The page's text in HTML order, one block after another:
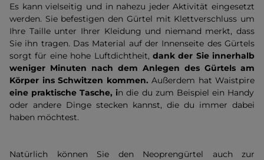
Es kann vielseitig und in nahezu jeder Aktivität eingesetzt
werden. Sie befestigen den Gürtel mit Klettverschluss um
Ihre Taille unter Ihrer Kleidung und niemand merkt, dass
Sie ihn tragen. Das Material auf der Innenseite des Gürtels
sorgt für eine hohe Luftdichtheit, dank der Sie innerhalb
weniger Minuten nach dem Anlegen des Gürtels am
Körper ins Schwitzen kommen. Außerdem hat Waistpire
eine praktische Tasche, in die du zum Beispiel ein Handy
oder andere Dinge stecken kannst, die du immer dabei
haben möchtest.
Natürlich können Sie den Neoprengürtel auch zur